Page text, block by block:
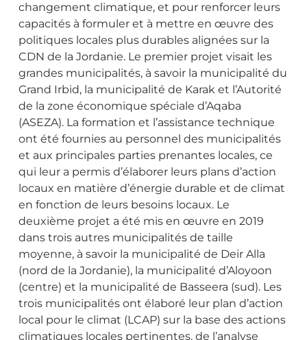
changement climatique, et pour renforcer leurs
capacités à formuler et à mettre en œuvre des
politiques locales plus durables alignées sur la
CDN de la Jordanie. Le premier projet visait les
grandes municipalités, à savoir la municipalité du
Grand Irbid, la municipalité de Karak et l’Autorité
de la zone économique spéciale d’Aqaba
(ASEZA). La formation et l’assistance technique
ont été fournies au personnel des municipalités
et aux principales parties prenantes locales, ce
qui leur a permis d’élaborer leurs plans d’action
locaux en matière d’énergie durable et de climat
en fonction de leurs besoins locaux. Le
deuxième projet a été mis en œuvre en 2019
dans trois autres municipalités de taille
moyenne, à savoir la municipalité de Deir Alla
(nord de la Jordanie), la municipalité d’Aloyoon
(centre) et la municipalité de Basseera (sud). Les
trois municipalités ont élaboré leur plan d’action
local pour le climat (LCAP) sur la base des actions
climatiques locales pertinentes, de l’analyse